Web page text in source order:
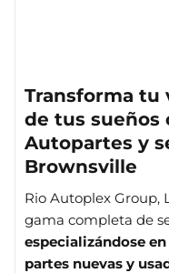
Transforma tu
de tus sueños
Autopartes y
Brownsville
Rio Autoplex Group,
gama completa de
especializándose
partes nuevas y